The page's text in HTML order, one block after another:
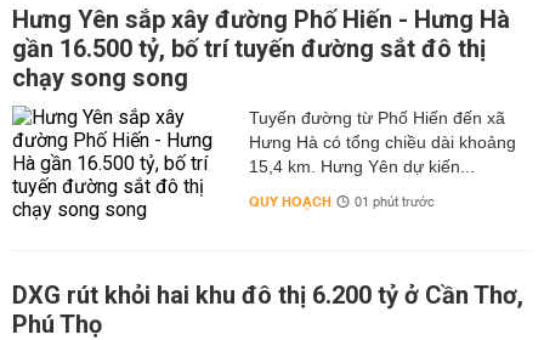
Hưng Yên sắp xây đường Phố Hiến - Hưng Hà
gần 16.500 tỷ, bố trí tuyến đường sắt đô thị
chạy song song
Tuyến đường từ Phố Hiến đến xã
Hưng Hà có tổng chiều dài khoảng
15,4 km. Hưng Yên dự kiến...
QUY HOẠCH 01 phút trước
DXG rút khỏi hai khu đô thị 6.200 tỷ ở Cần Thơ,
Phú Thọ